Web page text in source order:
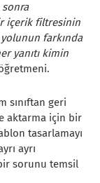
sonra
içerik filtresinin
yolunun farkında
yanıtı kimin
sınıftan geri
aktarma için bir
tasarlamayı
ayrı
sorunu temsil